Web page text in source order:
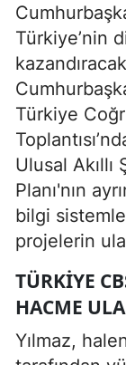
Türkiye’nin
Türkiye
Ulusal
Planı'nın
bilgi
projelerin
TÜRKIYE
HACME
Yılmaz,